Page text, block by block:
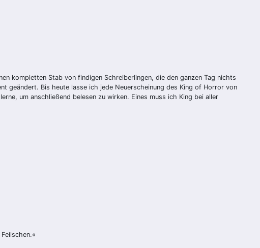
kompletten Stab von findigen Schreiberlingen, die den ganzen Tag nichts
geändert. Bis heute lasse ich jede Neuerscheinung des King of Horror von
um anschließend belesen zu wirken. Eines muss ich King bei aller